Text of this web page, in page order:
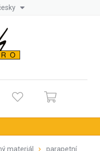
materiál
parapetní